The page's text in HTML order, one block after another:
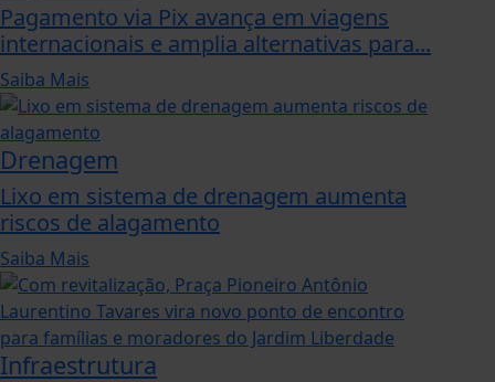
Pagamento via Pix avança em viagens
internacionais e amplia alternativas para...
Saiba Mais
Drenagem
Lixo em sistema de drenagem aumenta
riscos de alagamento
Saiba Mais
Infraestrutura